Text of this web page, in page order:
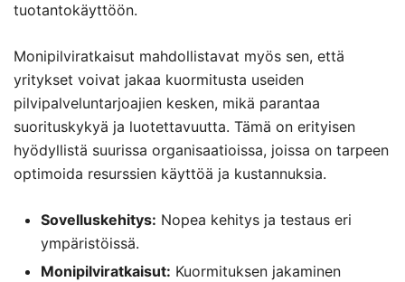
tuotantokäyttöön.
Monipilviratkaisut mahdollistavat myös sen, että
yritykset voivat jakaa kuormitusta useiden
pilvipalveluntarjoajien kesken, mikä parantaa
suorituskykyä ja luotettavuutta. Tämä on erityisen
hyödyllistä suurissa organisaatioissa, joissa on tarpeen
optimoida resurssien käyttöä ja kustannuksia.
Sovelluskehitys: Nopea kehitys ja testaus eri
ympäristöissä.
Monipilviratkaisut: Kuormituksen jakaminen